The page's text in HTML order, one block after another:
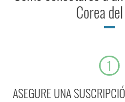
Corea
1
ASEGURE UNA